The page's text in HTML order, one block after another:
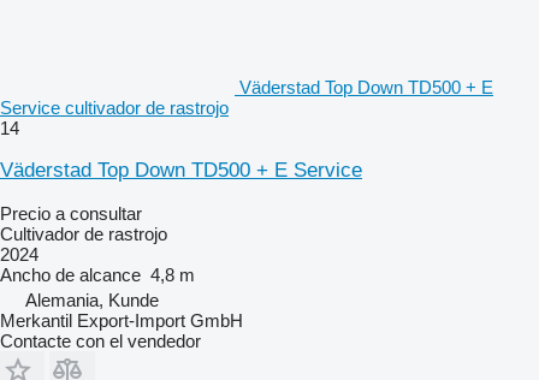
Väderstad Top Down TD500 + E
Service cultivador de rastrojo
14
Väderstad Top Down TD500 + E Service
Precio a consultar
Cultivador de rastrojo
2024
Ancho de alcance 4,8 m
Alemania, Kunde
Merkantil Export-Import GmbH
Contacte con el vendedor